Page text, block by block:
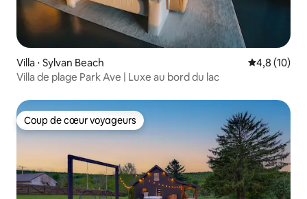
Villa ⋅ Sylvan Beach Évaluation
4,8 (10)
Villa de plage Park Ave | Luxe au bord du lac
Coup de cœur voyageurs
Coup de cœur voyageurs